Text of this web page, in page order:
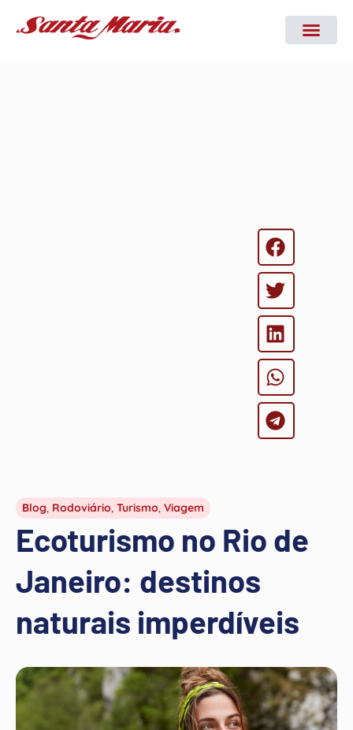
Blog, Rodoviário, Turismo, Viagem
Ecoturismo no Rio de
Janeiro: destinos
naturais imperdíveis